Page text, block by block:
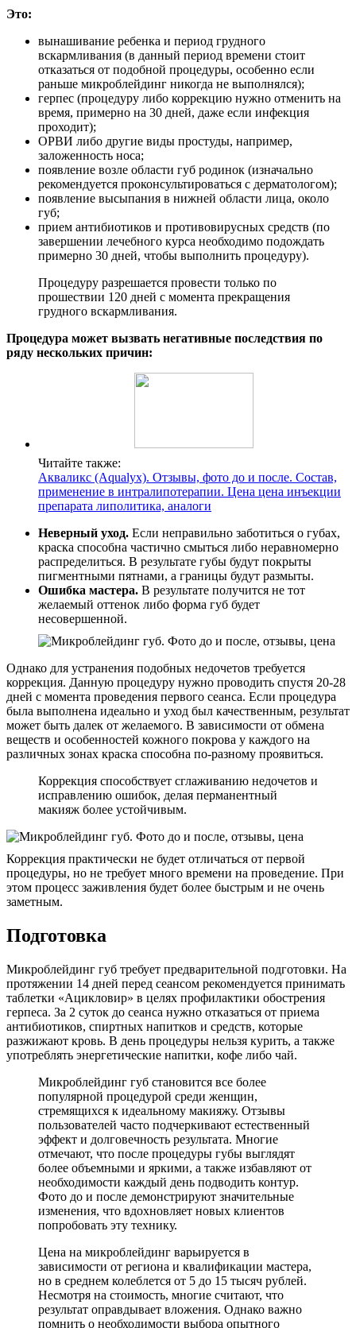
Это:
вынашивание ребенка и период грудного
вскармливания (в данный период времени стоит
отказаться от подобной процедуры, особенно если
раньше микроблейдинг никогда не выполнялся);
герпес (процедуру либо коррекцию нужно отменить на
время, примерно на 30 дней, даже если инфекция
проходит);
ОРВИ либо другие виды простуды, например,
заложенность носа;
появление возле области губ родинок (изначально
рекомендуется проконсультироваться с дерматологом);
появление высыпания в нижней области лица, около
губ;
прием антибиотиков и противовирусных средств (по
завершении лечебного курса необходимо подождать
примерно 30 дней, чтобы выполнить процедуру).
Процедуру разрешается провести только по
прошествии 120 дней с момента прекращения
грудного вскармливания.
Процедура может вызвать негативные последствия по
ряду нескольких причин:
Читайте также:
Акваликс (Aqualyx). Отзывы, фото до и после. Состав,
применение в интралипотерапии. Цена цена инъекции
препарата липолитика, аналоги
Неверный уход. Если неправильно заботиться о губах,
краска способна частично смыться либо неравномерно
распределиться. В результате губы будут покрыты
пигментными пятнами, а границы будут размыты.
Ошибка мастера. В результате получится не тот
желаемый оттенок либо форма губ будет
несовершенной.
Однако для устранения подобных недочетов требуется
коррекция. Данную процедуру нужно проводить спустя 20-28
дней с момента проведения первого сеанса. Если процедура
была выполнена идеально и уход был качественным, результат
может быть далек от желаемого. В зависимости от обмена
веществ и особенностей кожного покрова у каждого на
различных зонах краска способна по-разному проявиться.
Коррекция способствует сглаживанию недочетов и
исправлению ошибок, делая перманентный
макияж более устойчивым.
Коррекция практически не будет отличаться от первой
процедуры, но не требует много времени на проведение. При
этом процесс заживления будет более быстрым и не очень
заметным.
Подготовка
Микроблейдинг губ требует предварительной подготовки. На
протяжении 14 дней перед сеансом рекомендуется принимать
таблетки «Ацикловир» в целях профилактики обострения
герпеса. За 2 суток до сеанса нужно отказаться от приема
антибиотиков, спиртных напитков и средств, которые
разжижают кровь. В день процедуры нельзя курить, а также
употреблять энергетические напитки, кофе либо чай.
Микроблейдинг губ становится все более
популярной процедурой среди женщин,
стремящихся к идеальному макияжу. Отзывы
пользователей часто подчеркивают естественный
эффект и долговечность результата. Многие
отмечают, что после процедуры губы выглядят
более объемными и яркими, а также избавляют от
необходимости каждый день подводить контур.
Фото до и после демонстрируют значительные
изменения, что вдохновляет новых клиентов
попробовать эту технику.
Цена на микроблейдинг варьируется в
зависимости от региона и квалификации мастера,
но в среднем колеблется от 5 до 15 тысяч рублей.
Несмотря на стоимость, многие считают, что
результат оправдывает вложения. Однако важно
помнить о необходимости выбора опытного